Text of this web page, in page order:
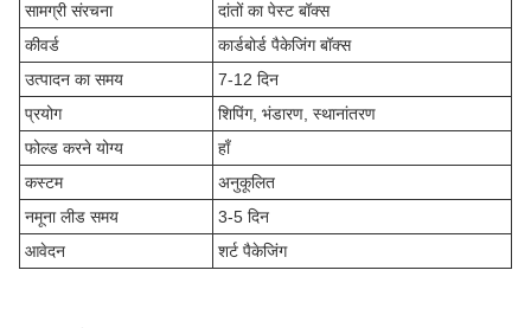
सामग्री संरचना
दांतों का पेस्ट बॉक्स
कीवर्ड
कार्डबोर्ड पैकेजिंग बॉक्स
उत्पादन का समय
7-12 दिन
प्रयोग
शिपिंग, भंडारण, स्थानांतरण
फोल्ड करने योग्य
हाँ
कस्टम
अनुकूलित
नमूना लीड समय
3-5 दिन
आवेदन
शर्ट पैकेजिंग